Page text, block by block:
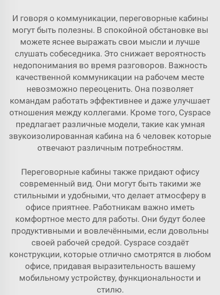
И говоря о коммуникации, переговорные кабины
могут быть полезны. В спокойной обстановке вы
можете яснее выражать свои мысли и лучше
слушать собеседника. Это снижает вероятность
недопонимания во время разговоров. Важность
качественной коммуникации на рабочем месте
невозможно переоценить. Она позволяет
командам работать эффективнее и даже улучшает
отношения между коллегами. Кроме того, Cyspace
предлагает различные модели, такие как умная
звукоизолированная кабина на 6 человек которые
отвечают различным потребностям.
Переговорные кабины также придают офису
современный вид. Они могут быть такими же
стильными и удобными, что делает атмосферу в
офисе приятнее. Работникам важно иметь
комфортное место для работы. Они будут более
продуктивными и вовлечёнными, если довольны
своей рабочей средой. Cyspace создаёт
конструкции, которые отлично смотрятся в любом
офисе, придавая выразительность вашему
мобильному устройству, функциональности и
стилю.